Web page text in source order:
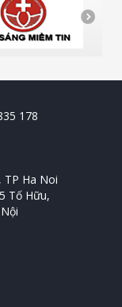
178
TP Ha Noi
Tố Hữu,